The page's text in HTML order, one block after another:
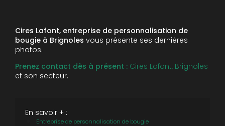
Cires Lafont, entreprise de personnalisation de
bougie à Brignoles vous présente ses dernières
photos.
Prenez contact dès à présent : Cires Lafont, Brignoles
et son secteur.
En savoir + :
Entreprise de personnalisation de bougie